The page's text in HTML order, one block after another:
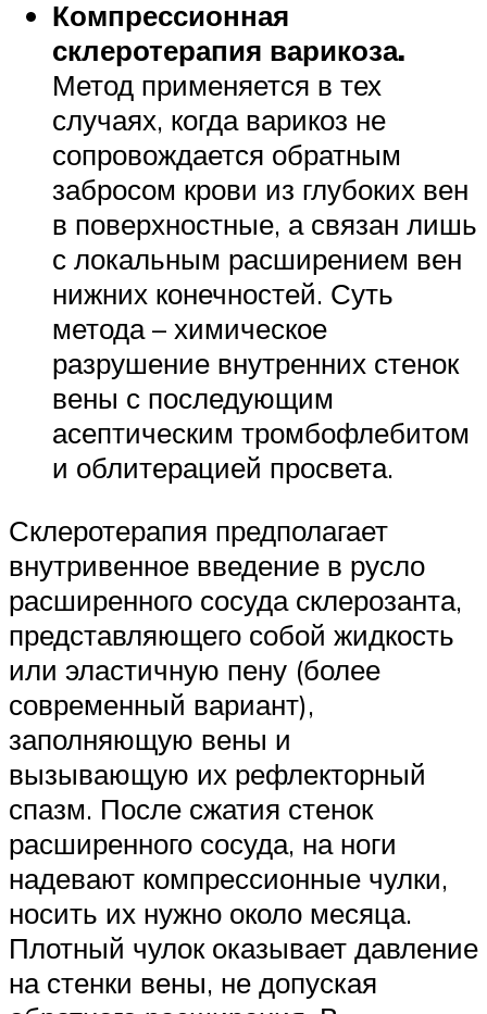
Компрессионная
склеротерапия варикоза.
Метод применяется в тех
случаях, когда варикоз не
сопровождается обратным
забросом крови из глубоких вен
в поверхностные, а связан лишь
с локальным расширением вен
нижних конечностей. Суть
метода – химическое
разрушение внутренних стенок
вены с последующим
асептическим тромбофлебитом
и облитерацией просвета.
Склеротерапия предполагает
внутривенное введение в русло
расширенного сосуда склерозанта,
представляющего собой жидкость
или эластичную пену (более
современный вариант),
заполняющую вены и
вызывающую их рефлекторный
спазм. После сжатия стенок
расширенного сосуда, на ноги
надевают компрессионные чулки,
носить их нужно около месяца.
Плотный чулок оказывает давление
на стенки вены, не допуская